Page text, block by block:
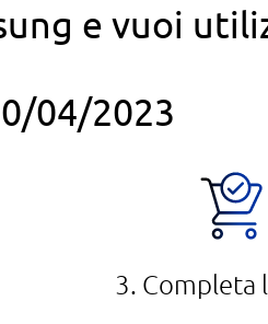
e vuoi
04/2023
3. Completa